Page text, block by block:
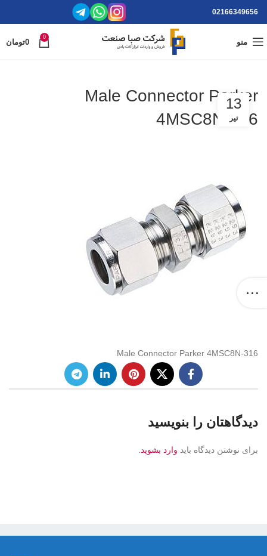
02166349656
منو
0
0تومان
Male Connector Parker
4MSC8N-316
13
تیر
Male Connector Parker 4MSC8N-316
دیدگاهتان را بنویسید
برای نوشتن دیدگاه باید وارد بشوید